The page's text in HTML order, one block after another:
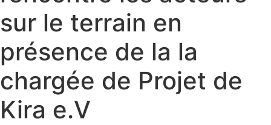
sur le terrain en
présence de la la
chargée de Projet de
Kira e.V